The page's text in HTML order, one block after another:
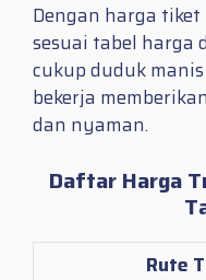
Dengan harga tiket
sesuai tabel harga
cukup duduk
bekerja
dan nyaman.
Daftar Harga
Rute